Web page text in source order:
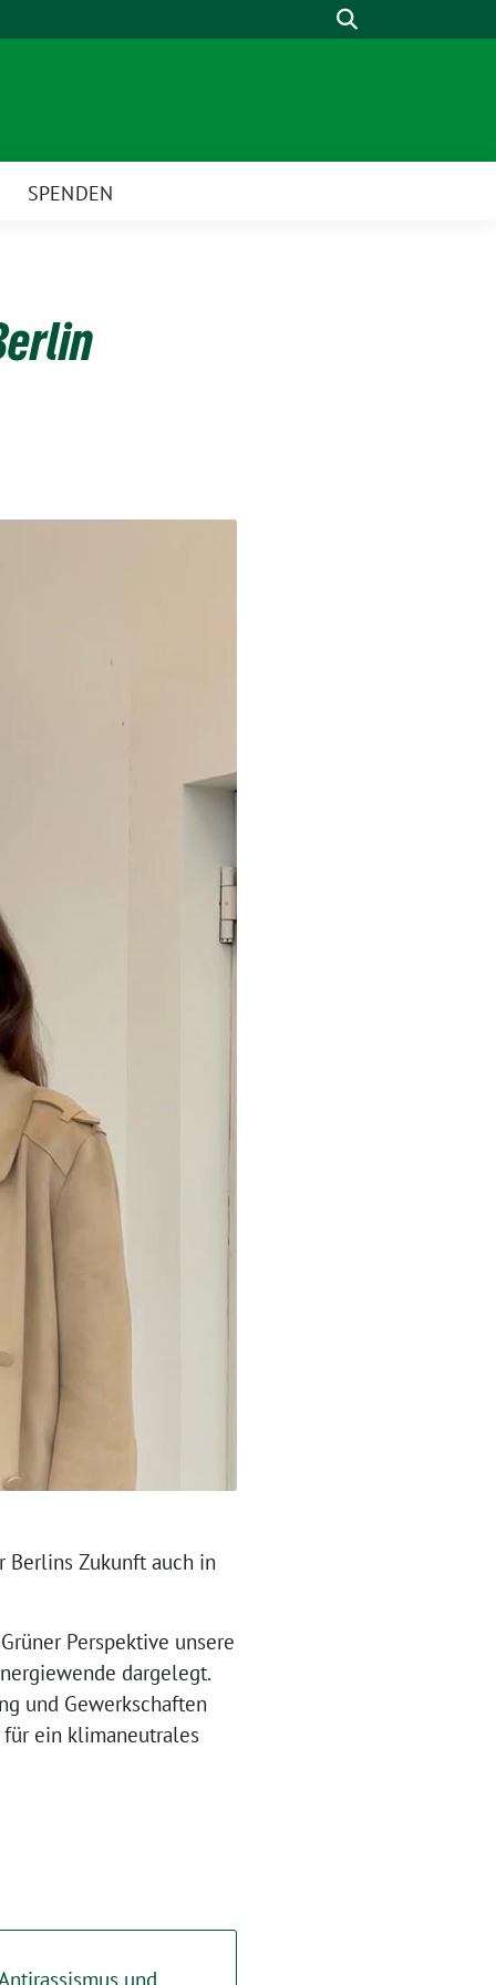
Suche
SPENDEN
Berlins Zukunft auch in
Perspektive unsere
dargelegt.
und Gewerkschaften
ein klimaneutrales
und